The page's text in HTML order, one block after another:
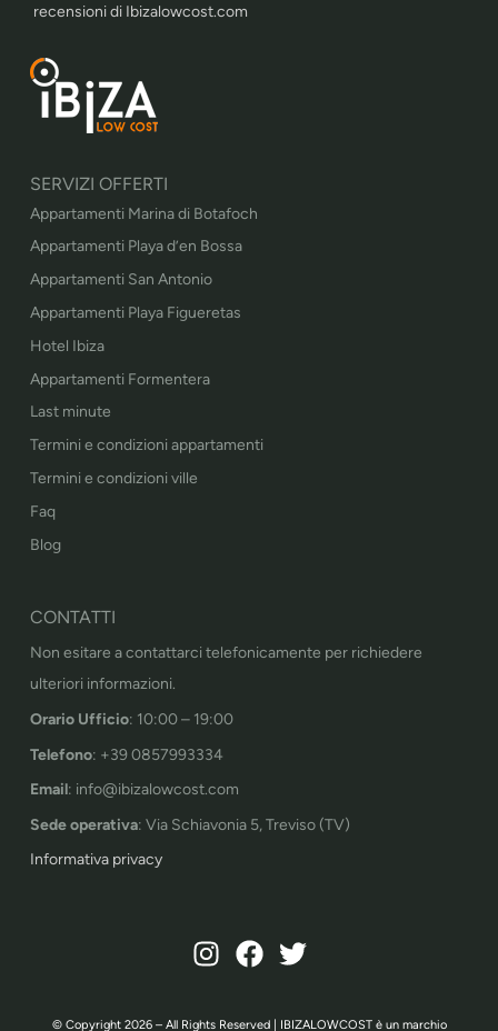
recensioni di Ibizalowcost.com
SERVIZI OFFERTI
Appartamenti Marina di Botafoch
Appartamenti Playa d’en Bossa
Appartamenti San Antonio
Appartamenti Playa Figueretas
Hotel Ibiza
Appartamenti Formentera
Last minute
Termini e condizioni appartamenti
Termini e condizioni ville
Faq
Blog
CONTATTI
Non esitare a contattarci telefonicamente per richiedere
ulteriori informazioni.
Orario Ufficio: 10:00 – 19:00
Telefono: +39 0857993334
Email: info@ibizalowcost.com
Sede operativa: Via Schiavonia 5, Treviso (TV)
Informativa privacy
© Copyright 2026 – All Rights Reserved | IBIZALOWCOST è un marchio